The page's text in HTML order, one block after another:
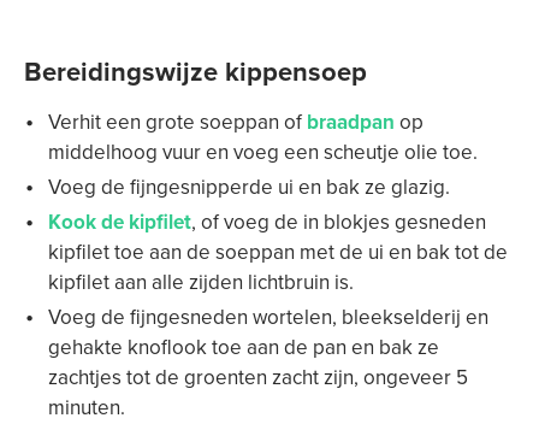
Bereidingswijze kippensoep
Verhit een grote soeppan of braadpan op
middelhoog vuur en voeg een scheutje olie toe.
Voeg de fijngesnipperde ui en bak ze glazig.
Kook de kipfilet, of voeg de in blokjes gesneden
kipfilet toe aan de soeppan met de ui en bak tot de
kipfilet aan alle zijden lichtbruin is.
Voeg de fijngesneden wortelen, bleekselderij en
gehakte knoflook toe aan de pan en bak ze
zachtjes tot de groenten zacht zijn, ongeveer 5
minuten.